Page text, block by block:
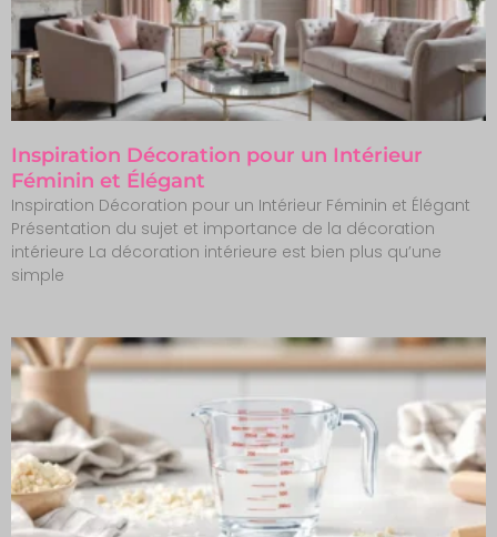
Inspiration Décoration pour un Intérieur
Féminin et Élégant
Inspiration Décoration pour un Intérieur Féminin et Élégant
Présentation du sujet et importance de la décoration
intérieure La décoration intérieure est bien plus qu’une
simple